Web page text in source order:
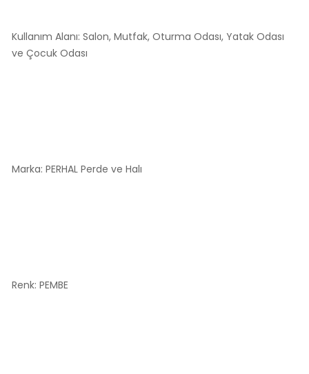
Kullanım Alanı: Salon, Mutfak, Oturma Odası, Yatak Odası
ve Çocuk Odası
Marka: PERHAL Perde ve Halı
Renk: PEMBE